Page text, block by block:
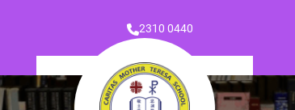
2310 0440